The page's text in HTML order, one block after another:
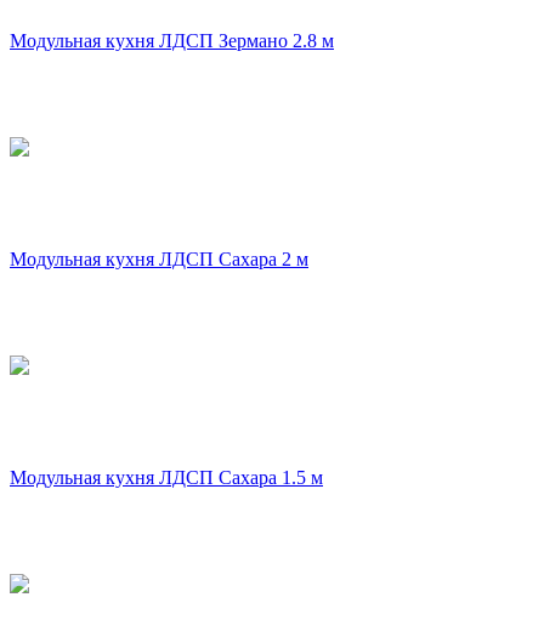
Модульная кухня ЛДСП Зермано 2.8 м
Модульная кухня ЛДСП Сахара 2 м
Модульная кухня ЛДСП Сахара 1.5 м